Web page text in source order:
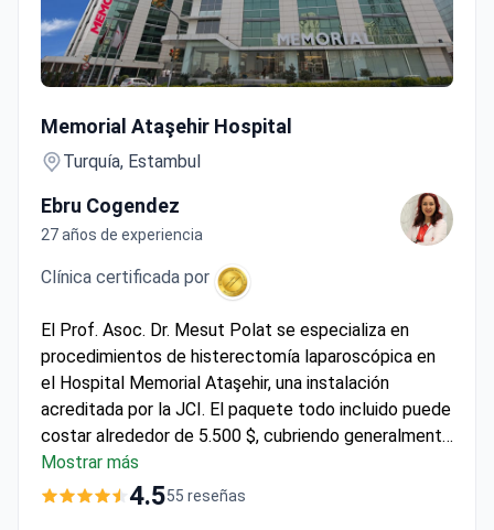
Memorial Ataşehir Hospital
Turquía, Estambul
Ebru Cogendez
27 años de experiencia
Clínica certificada por
El Prof. Asoc. Dr. Mesut Polat se especializa en
procedimientos de histerectomía laparoscópica en
el Hospital Memorial Ataşehir, una instalación
acreditada por la JCI. El paquete todo incluido puede
costar alrededor de 5.500 $, cubriendo generalmente
la cirugía, las pruebas preoperatorias y 1 día de
hospitalización. Como profesor asociado en
Mostrar más
4.555 reseñas